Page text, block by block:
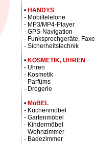
• HANDYS
- Mobiltelefone
- MP3/MP4-Player
- GPS-Navigation
- Funksprechgeräte, Faxe
- Sicherheitstechnik
• KOSMETIK, UHREN
- Uhren
- Kosmetik
- Parfüms
- Drogerie
• MöBEL
- Küchenmöbel
- Gartenmöbel
- Kindermöbel
- Wohnzimmer
- Badezimmer